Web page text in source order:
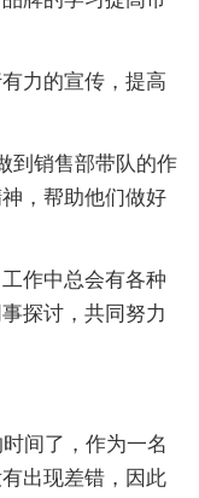
力的宣传，提高
到销售部带队的作
，帮助他们做好
作中总会有各种
探讨，共同努力
间了，作为一名
出现差错，因此